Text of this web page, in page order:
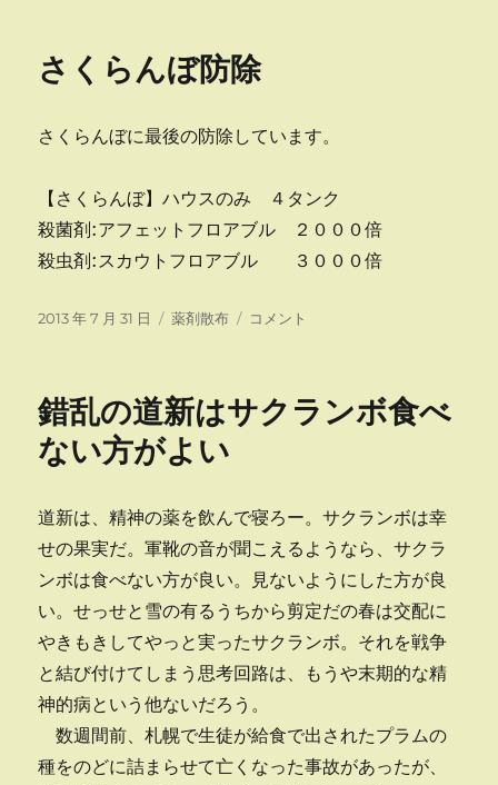
ー
初？！
ら
輸
出
さ
に
さくらんぼ防除
さくらんぼに最後の防除しています。
【さくらんぼ】ハウスのみ ４タンク
殺菌剤:アフェットフロアブル ２０００倍
殺虫剤:スカウトフロアブル ３０００倍
投
2013 年 7 月 31 日
カ
ー
薬剤散布
さ
ぼ
コメント
錯乱の道新はサクランボ食べ
ない方がよい
道新は、精神の薬を飲んで寝ろー。サクランボは幸
せの果実だ。軍靴の音が聞こえるようなら、サクラ
ンボは食べない方が良い。見ないようにした方が良
い。せっせと雪の有るうちから剪定だの春は交配に
やきもきしてやっと実ったサクランボ。それを戦争
と結び付けてしまう思考回路は、もうや末期的な精
神的病という他ないだろう。
数週間前、札幌で生徒が給食で出されたプラムの
種をのどに詰まらせて亡くなった事故があったが、